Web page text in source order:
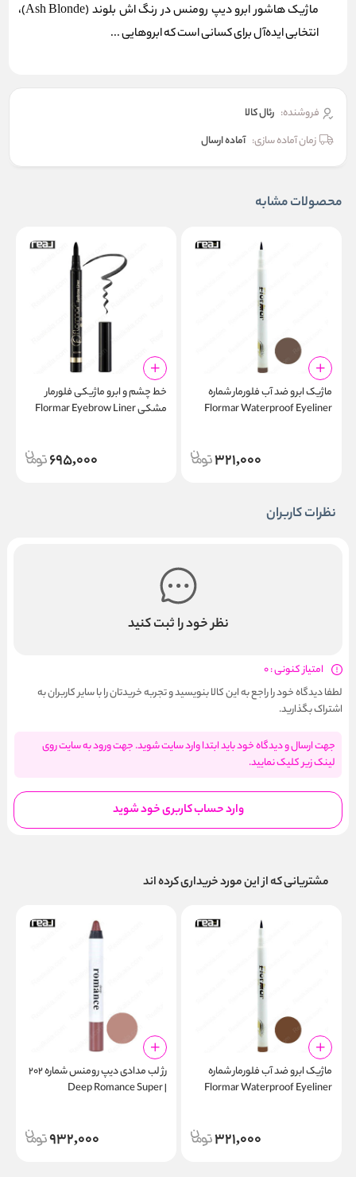
ماژیک هاشور ابرو دیپ رومنس در رنگ اش بلوند (Ash Blonde)،
انتخابی ایده‌آل برای کسانی است که ابروهایی ...
فروشنده: رئال كالا
زمان آماده سازی: آماده ارسال
محصولات مشابه
ماژیک ابرو ضد آب فلورمار شماره
Flormar Waterproof Eyeliner
321,000
خط چشم و ابرو ماژیکی فلورمار
مشکی Flormar Eyebrow Liner
695,000
نظرات کاربران
نظر خود را ثبت کنید
امتیاز کنونی : 0
لطفا دیدگاه خود را راجع به این کالا بنویسید و تجربه خریدتان را با سایر کاربران به
اشتراک بگذارید.
جهت ارسال و دیدگاه خود باید ابتدا وارد سایت شوید. جهت ورود به سایت روی
لینک زیر کلیک نمایید.
وارد حساب کاربری خود شوید
مشتریانی که از این مورد خریداری کرده اند
ماژیک ابرو ضد آب فلورمار شماره
Flormar Waterproof Eyeliner
321,000
رژ لب مدادی دیپ رومنس شماره ۲۰۲
| Deep Romance Super
932,000